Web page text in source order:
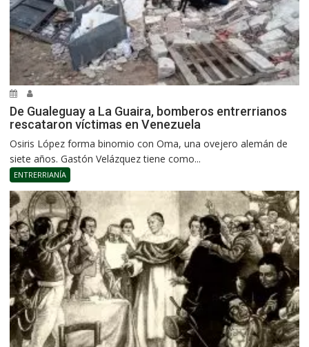
De Gualeguay a La Guaira, bomberos entrerrianos
rescataron víctimas en Venezuela
Osiris López forma binomio con Oma, una ovejero alemán de
siete años. Gastón Velázquez tiene como...
ENTRERRIANÍA